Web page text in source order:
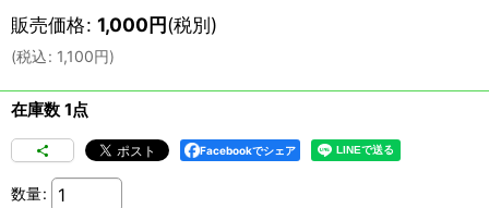
販売価格: 1,000円(税別)
(税込: 1,100円)
在庫数 1点
Facebookでシェア
数量: